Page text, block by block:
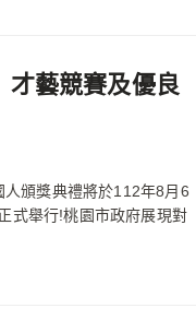
才藝競賽及優良
頒獎典禮將於112年8月6
式舉行!桃園市政府展現對